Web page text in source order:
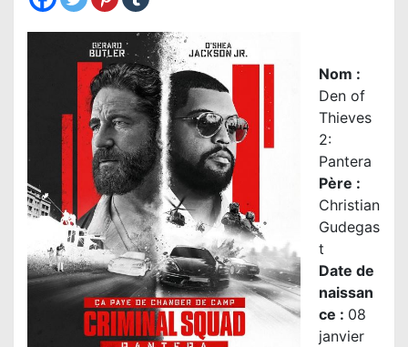
Nom :
Den of
Thieves
2:
Pantera
Père :
Christian
Gudegas
t
Date de
naissan
ce : 08
janvier